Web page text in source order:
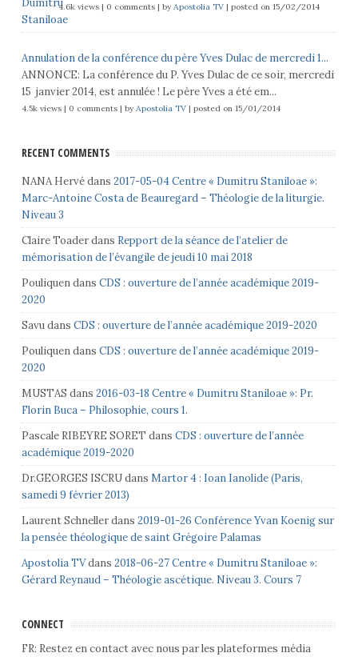
4.6k views| 0 comments| byApostolia TV| posted on 15/02/2014
Annulation de la conférence du père Yves Dulac de mercredi 1...
ANNONCE: La conférence du P. Yves Dulac de ce soir, mercredi
15 janvier 2014, est annulée ! Le père Yves a été em...
4.5k views| 0 comments| byApostolia TV| posted on 15/01/2014
RECENT COMMENTS
NANA Hervédans 2017-05-04 Centre « Dumitru Staniloae »:
Marc-Antoine Costa de Beauregard – Théologie de la liturgie.
Niveau 3
Claire Toaderdans Repport de la séance de l’atelier de
mémorisation de l’évangile de jeudi 10 mai 2018
Pouliquendans CDS : ouverture de l’année académique 2019-
2020
Savudans CDS : ouverture de l’année académique 2019-2020
Pouliquendans CDS : ouverture de l’année académique 2019-
2020
MUSTAS dans 2016-03-18 Centre « Dumitru Staniloae »: Pr.
Florin Buca – Philosophie, cours 1.
Pascale RIBEYRE SORET dans CDS : ouverture de l’année
académique 2019-2020
Dr.GEORGES ISCRUdans Martor 4 : Ioan Ianolide (Paris,
samedi 9 février 2013)
Laurent Schnellerdans 2019-01-26 Conférence Yvan Koenig sur
la pensée théologique de saint Grégoire Palamas
Apostolia TVdans 2018-06-27 Centre « Dumitru Staniloae »:
Gérard Reynaud – Théologie ascétique. Niveau 3. Cours 7
CONNECT
FR: Restez en contact avec nous par les plateformes média